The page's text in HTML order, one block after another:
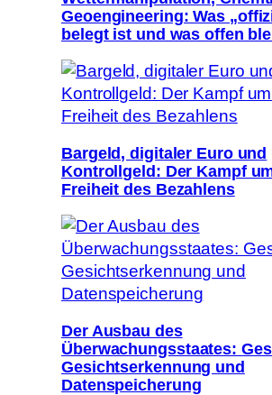
Geoengineering: Was
belegt ist und was offen
Bargeld, digitaler Euro und
Kontrollgeld: Der Kampf
Freiheit des Bezahlens
Der Ausbau des
Überwachungsstaates:
Gesichtserkennung und
Datenspeicherung